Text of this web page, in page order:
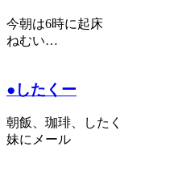
今朝は6時に起床
ねむい…
●したくー
朝飯、珈琲、したく
妹にメール